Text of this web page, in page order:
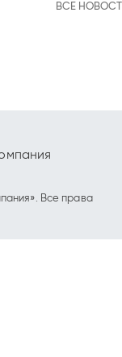
ВСЕ
Все права